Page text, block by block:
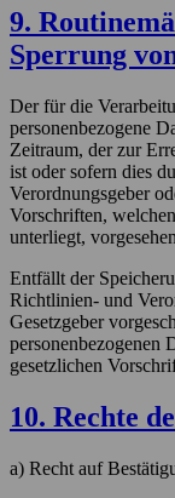
9.
Sperrung
Der für die
personenbezogene
Zeitraum, der zur
ist oder sofern dies
Verordnungsgeber
Vorschriften,
unterliegt,
Entfällt der
Richtlinien- und
Gesetzgeber
personenbezogenen
gesetzlichen
10. Rechte
a) Recht auf
Website zu
Optionale
Funktionell
Diese
optimal zu